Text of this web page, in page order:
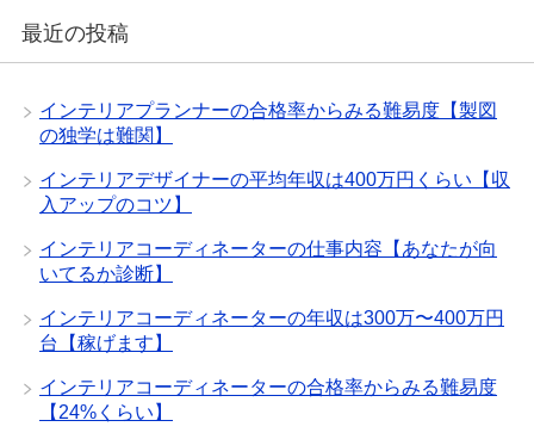
最近の投稿
インテリアプランナーの合格率からみる難易度【製図
の独学は難関】
インテリアデザイナーの平均年収は400万円くらい【収
入アップのコツ】
インテリアコーディネーターの仕事内容【あなたが向
いてるか診断】
インテリアコーディネーターの年収は300万〜400万円
台【稼げます】
インテリアコーディネーターの合格率からみる難易度
【24%くらい】